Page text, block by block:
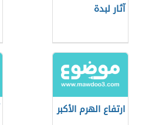
آثار لبدة
ارتفاع الهرم الأكبر